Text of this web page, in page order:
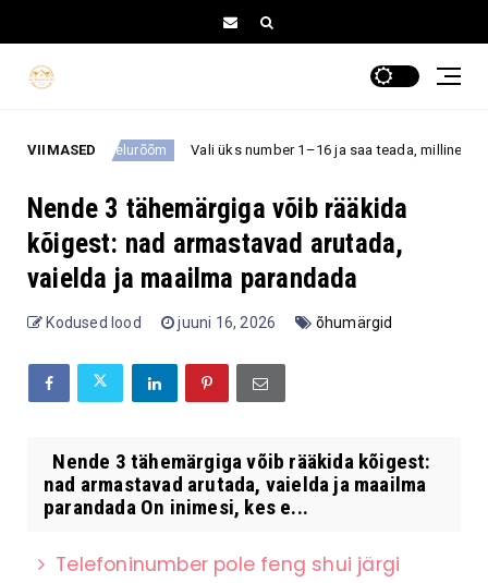
VIIMASED
elurõõm Vali üks number 1–16 ja saa teada, milline üllatus võib sind
Nende 3 tähemärgiga võib rääkida
kõigest: nad armastavad arutada,
vaielda ja maailma parandada
Kodused lood juuni 16, 2026 õhumärgid
Nende 3 tähemärgiga võib rääkida kõigest:
nad armastavad arutada, vaielda ja maailma
parandada On inimesi, kes e...
Telefoninumber pole feng shui järgi